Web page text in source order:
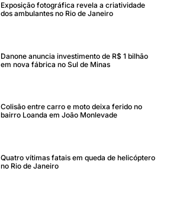
Exposição fotográfica revela a criatividade
dos ambulantes no Rio de Janeiro
Danone anuncia investimento de R$ 1 bilhão
em nova fábrica no Sul de Minas
Colisão entre carro e moto deixa ferido no
bairro Loanda em João Monlevade
Quatro vítimas fatais em queda de helicóptero
no Rio de Janeiro